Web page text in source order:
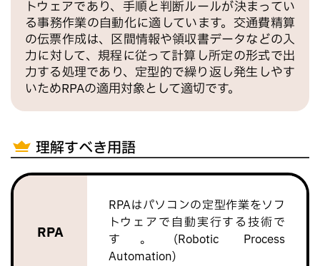
トウェアであり、手順と判断ルールが決まってい
る事務作業の自動化に適しています。交通費精算
の伝票作成は、区間情報や領収書データなどの入
力に対して、規程に従って計算し所定の形式で出
力する処理であり、定型的で繰り返し発生しやす
いためRPAの適用対象として適切です。
理解すべき用語
RPA
RPAはパソコンの定型作業をソフ
トウェアで自動実行する技術で
す。(Robotic Process
Automation)